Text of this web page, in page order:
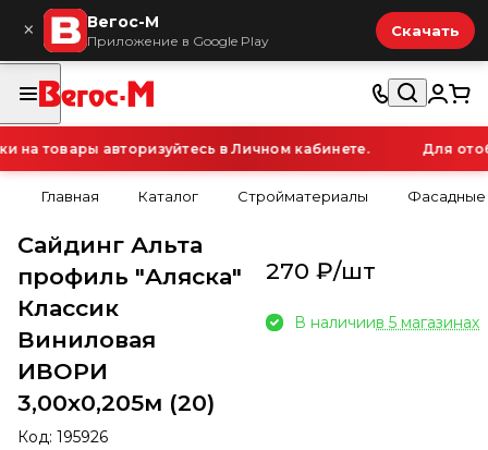
× Вегос-М
Приложение в Google Play
Скачать
товары авторизуйтесь в Личном кабинете. Для
Главная Каталог Стройматериалы Фасадные
Сайдинг Альта
профиль "Аляска"
Классик
Виниловая
ИВОРИ
3,00х0,205м (20)
Код: 195926
270 ₽/шт
В наличиив 5 магазинах